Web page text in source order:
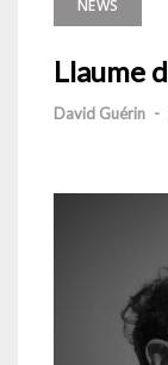
NEWS
Llaume
David Guérin -